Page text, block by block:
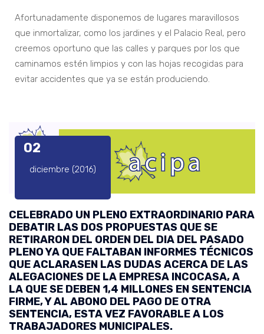
Afortunadamente disponemos de lugares maravillosos
que inmortalizar, como los jardines y el Palacio Real, pero
creemos oportuno que las calles y parques por los que
caminamos estén limpios y con las hojas recogidas para
evitar accidentes que ya se están produciendo.
02
diciembre (2016)
CELEBRADO UN PLENO EXTRAORDINARIO PARA
DEBATIR LAS DOS PROPUESTAS QUE SE
RETIRARON DEL ORDEN DEL DIA DEL PASADO
PLENO YA QUE FALTABAN INFORMES TÉCNICOS
QUE ACLARASEN LAS DUDAS ACERCA DE LAS
ALEGACIONES DE LA EMPRESA INCOCASA, A
LA QUE SE DEBEN 1,4 MILLONES EN SENTENCIA
FIRME, Y AL ABONO DEL PAGO DE OTRA
SENTENCIA, ESTA VEZ FAVORABLE A LOS
TRABAJADORES MUNICIPALES.